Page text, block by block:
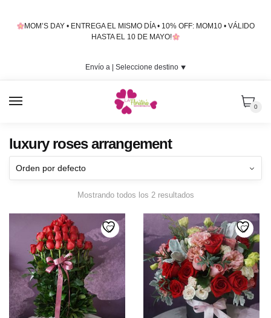
MOM’S DAY • ENTREGA EL MISMO DÍA • 10% OFF: MOM10 • VÁLIDO
HASTA EL 10 DE MAYO!
Envío a | Seleccione destino⯆
0
luxury roses arrangement
Mostrando todos los 2 resultados